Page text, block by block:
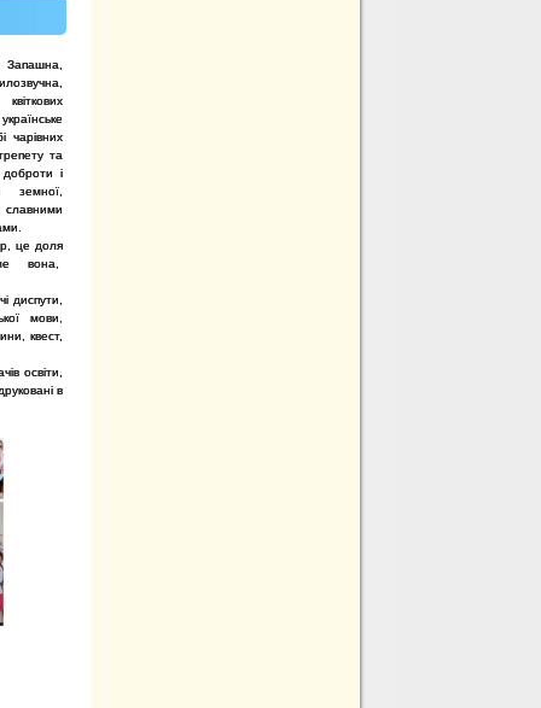
чарівних
та
доброти і
земної,
це доля
вона,
диспути,
мови,
квест,
освіти,
в